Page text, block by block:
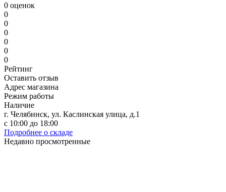
0 оценок
0
0
0
0
0
0
Рейтинг
Оставить отзыв
Адрес магазина
Режим работы
Наличие
г. Челябинск, ул. Каслинская улица, д.1
с 10:00 до 18:00
Подробнее о складе
Недавно просмотренные